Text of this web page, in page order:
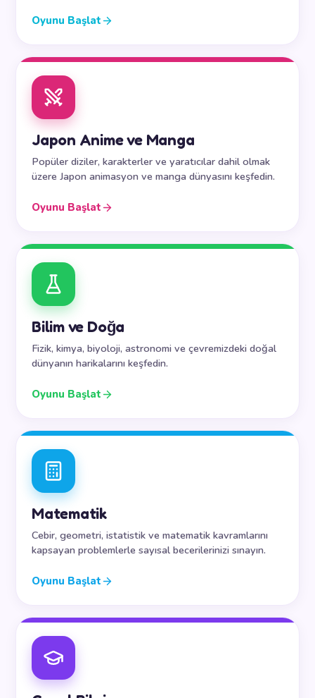
Oyunu Başlat
Japon Anime ve Manga
Popüler diziler, karakterler ve yaratıcılar dahil olmak
üzere Japon animasyon ve manga dünyasını keşfedin.
Oyunu Başlat
Bilim ve Doğa
Fizik, kimya, biyoloji, astronomi ve çevremizdeki doğal
dünyanın harikalarını keşfedin.
Oyunu Başlat
Matematik
Cebir, geometri, istatistik ve matematik kavramlarını
kapsayan problemlerle sayısal becerilerinizi sınayın.
Oyunu Başlat